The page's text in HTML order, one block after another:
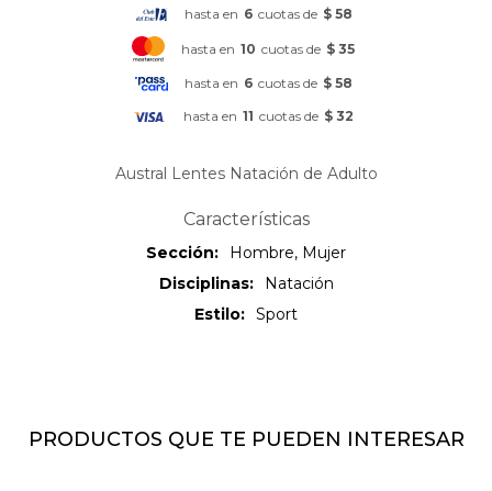
hasta en 6 cuotas de $ 58
hasta en 10 cuotas de $ 35
hasta en 6 cuotas de $ 58
hasta en 11 cuotas de $ 32
Austral Lentes Natación de Adulto
Características
Sección
Hombre, Mujer
Disciplinas
Natación
Estilo
Sport
PRODUCTOS QUE TE PUEDEN INTERESAR